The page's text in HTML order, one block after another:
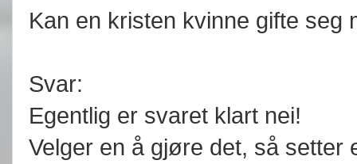
Kan en kristen kvinne gifte seg
Svar:
Egentlig er svaret klart nei!
Velger en å gjøre det, så setter